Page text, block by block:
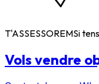
T'ASSESSOREMSi
Vols vendre